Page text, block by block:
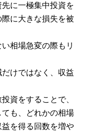
に一極集中投資を
に大きな損失を被
相場急変の際もリ
けではなく、収益
資をすることで、
も、どれかの相場
を得る回数を増や